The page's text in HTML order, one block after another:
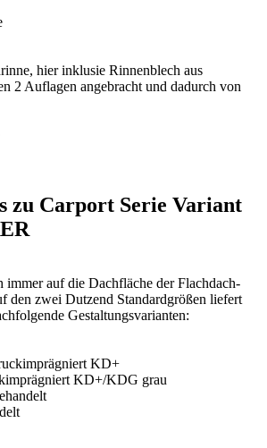
hier inklusie Rinnenblech aus
2 Auflagen angebracht und dadurch von
zu Carport Serie Variant
immer auf die Dachfläche der Flachdach-
den zwei Dutzend Standardgrößen liefert
Gestaltungsvarianten:
KD+
KD+/KDG grau